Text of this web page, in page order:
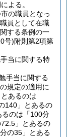
よる。
の職員となっ
員として在職
する条例の一
号)附則第2項第
当に関する特
手当に関する
の規定の適用に
あるのは
140」とあるの
のは「100分
」とあるの
の35」とある